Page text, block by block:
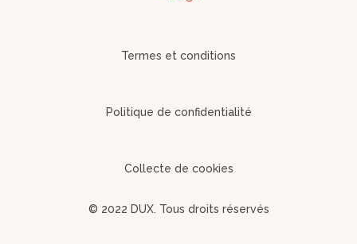
Termes et conditions
Politique de confidentialité
Collecte de cookies
© 2022 DUX. Tous droits réservés